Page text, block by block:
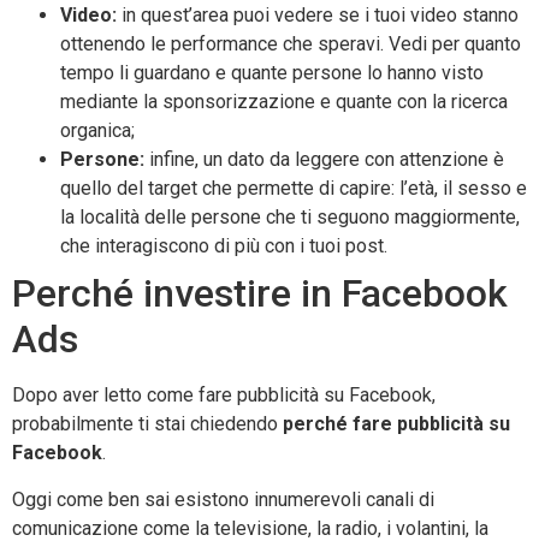
Video: in quest’area puoi vedere se i tuoi video stanno
ottenendo le performance che speravi. Vedi per quanto
tempo li guardano e quante persone lo hanno visto
mediante la sponsorizzazione e quante con la ricerca
organica;
Persone: infine, un dato da leggere con attenzione è
quello del target che permette di capire: l’età, il sesso e
la località delle persone che ti seguono maggiormente,
che interagiscono di più con i tuoi post.
Perché investire in Facebook
Ads
Dopo aver letto come fare pubblicità su Facebook,
probabilmente ti stai chiedendo perché fare pubblicità su
Facebook.
Oggi come ben sai esistono innumerevoli canali di
comunicazione come la televisione, la radio, i volantini, la